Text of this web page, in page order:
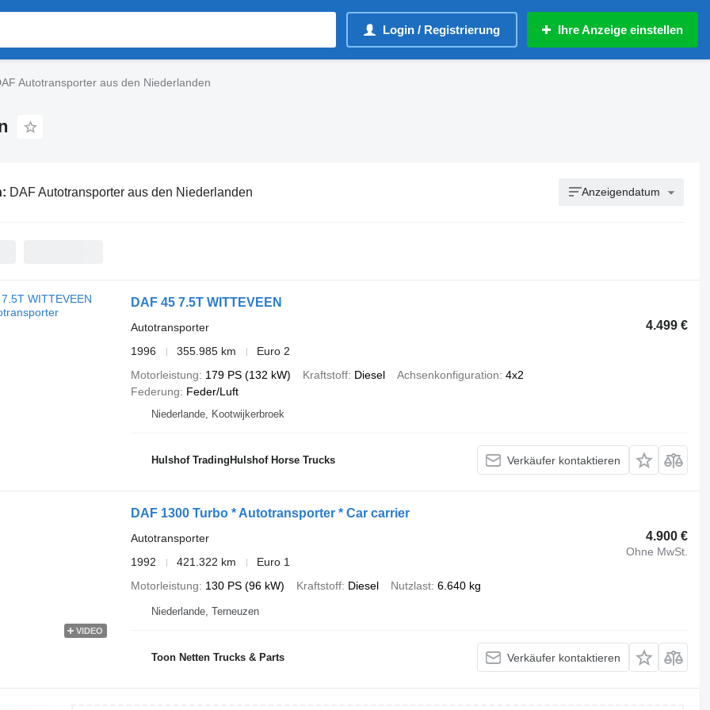
Login / Registrierung Ihre Anzeige einstellen
Autotransporter aus den Niederlanden
DAF Autotransporter aus den Niederlanden Anzeigendatum
DAF 45 7.5T WITTEVEEN
4.499 €
Autotransporter
1996
355.985 km
Euro 2
Motorleistung
179 PS (132 kW) Kraftstoff Diesel Achsenkonfiguration 4x2
Federung
Feder/Luft
Niederlande, Kootwijkerbroek
Hulshof TradingHulshof Horse Trucks Verkäufer kontaktieren
VIDEO
DAF 1300 Turbo * Autotransporter * Car carrier
4.900 €
Ohne MwSt.
Autotransporter
1992
421.322 km
Euro 1
Motorleistung
130 PS (96 kW) Kraftstoff Diesel Nutzlast 6.640 kg
Niederlande, Terneuzen
Toon Netten Trucks & Parts Verkäufer kontaktieren